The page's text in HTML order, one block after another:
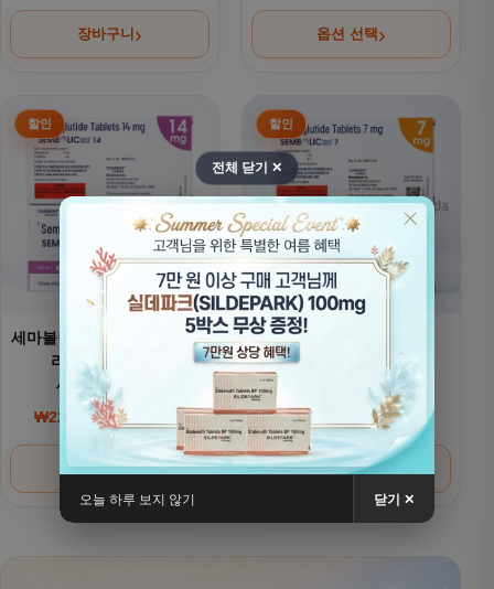
장바구니 옵션 선택
세마볼릭(Sembolic) 14mg -
리벨서스(제네릭)
세마글루타이드
₩220,000~₩ 380,000
가격 범위: ₩220,000~₩380,000
옵션 선택
여러 상품 옵션이 이 상품에 있습니다. 상품 페이지에서 옵션
세마볼릭(Sembolic) –
리벨서스(제네릭)
세마글루타이드 7mg
₩200,000 320,000
가격 범위:
옵션 선택
여러 상품 옵션이 이 상품에
전체 닫기 ✕
오늘 하루 보지 않기 닫기 ✕